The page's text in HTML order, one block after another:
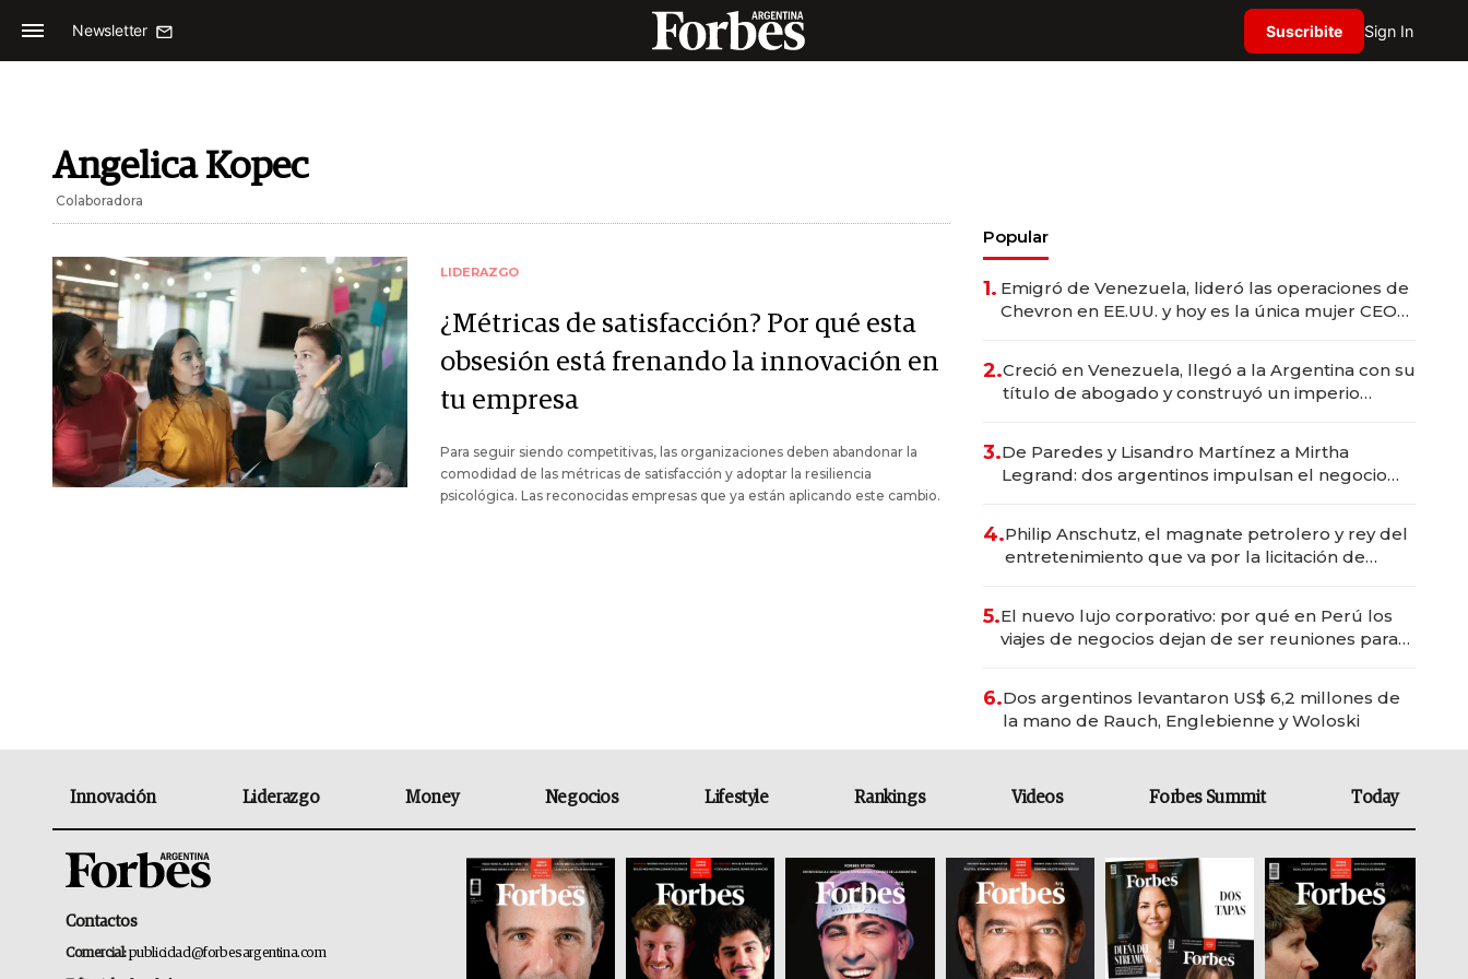
Newsletter Suscribite Sign In
Angelica Kopec
Colaboradora
LIDERAZGO
¿Métricas de satisfacción? Por qué esta
obsesión está frenando la innovación en
tu empresa
Para seguir siendo competitivas, las organizaciones deben abandonar la
comodidad de las métricas de satisfacción y adoptar la resiliencia
psicológica. Las reconocidas empresas que ya están aplicando este cambio.
Popular
1. Emigró de Venezuela, lideró las operaciones de
Chevron en EE.UU. y hoy es la única mujer CEO
2.Creció en Venezuela, llegó a la Argentina con su
título de abogado y construyó un imperio
3.De Paredes y Lisandro Martínez a Mirtha
Legrand: dos argentinos impulsan el negocio
4.Philip Anschutz, el magnate petrolero y rey del
entretenimiento que va por la licitación de
5.El nuevo lujo corporativo: por qué en Perú los
viajes de negocios dejan de ser reuniones para
6.Dos argentinos levantaron US$ 6,2 millones de
la mano de Rauch, Englebienne y Woloski
Innovación Liderazgo Money Negocios Lifestyle Rankings Videos Forbes Summit Today
Contactos
Comercial:publicidad@forbesargentina.com